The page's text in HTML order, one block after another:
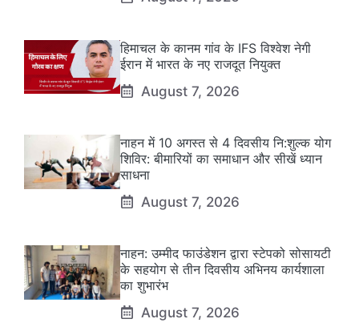
हिमाचल के कानम गांव के IFS विश्वेश नेगी
ईरान में भारत के नए राजदूत नियुक्त
August 7, 2026
नाहन में 10 अगस्त से 4 दिवसीय नि:शुल्क योग
शिविर: बीमारियों का समाधान और सीखें ध्यान
साधना
August 7, 2026
नाहन: उम्मीद फाउंडेशन द्वारा स्टेपको सोसायटी
के सहयोग से तीन दिवसीय अभिनय कार्यशाला
का शुभारंभ
August 7, 2026